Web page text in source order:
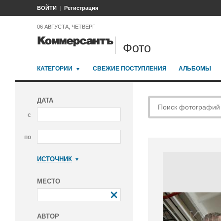
ВОЙТИ Регистрация
06 АВГУСТА, ЧЕТВЕРГ
Фото
КАТЕГОРИИ СВЕЖИЕ ПОСТУПЛЕНИЯ АЛЬБОМЫ
ДАТА
с
по
ИСТОЧНИК
МЕСТО
АВТОР